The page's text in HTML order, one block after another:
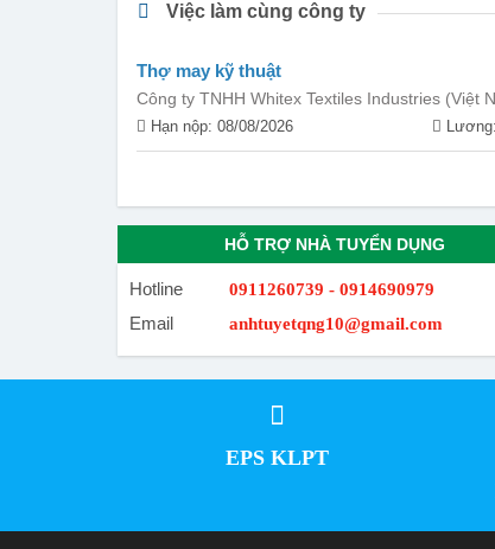
Việc làm cùng công ty
Thợ may kỹ thuật
Công ty TNHH Whitex Textiles Industries (Việt
Hạn nộp: 08/08/2026
HỖ TRỢ NHÀ TUYỂN DỤNG
Hotline 0911260739 - 0914690979
Email anhtuyetqng10@gmail.com
EPS KLPT